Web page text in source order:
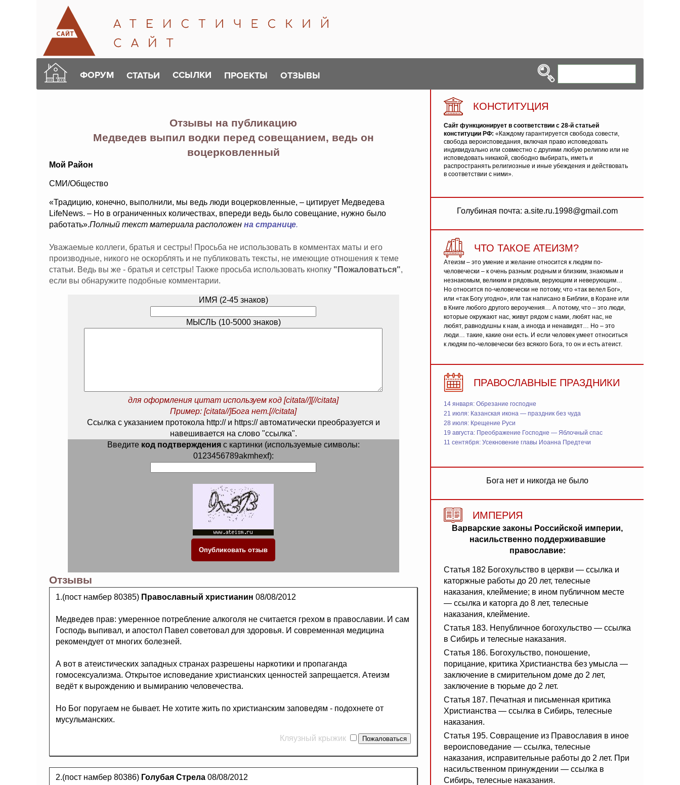
ФОРУМ СТАТЬИ ССЫЛКИ ПРОЕКТЫ ОТЗЫВЫ
Отзывы на публикацию
Медведев выпил водки перед совещанием, ведь он
воцерковленный
Мой Район
СМИ/Общество
«Традицию, конечно, выполнили, мы ведь люди воцерковленные, – цитирует Медведева
LifeNews. – Но в ограниченных количествах, впереди ведь было совещание, нужно было
работать».Полный текст материала расположен на странице.
Уважаемые коллеги, братья и сестры! Просьба не использовать в комментах маты и его
производные, никого не оскорблять и не публиковать тексты, не имеющие отношения к теме
статьи. Ведь вы же - братья и сетстры! Также просьба использовать кнопку "Пожаловаться",
если вы обнаружите подобные комментарии.
ИМЯ (2-45 знаков)
МЫСЛЬ (10-5000 знаков)
для оформления цитат используем код [citata//][//citata]
Пример: [citata//]Бога нет.[//citata]
Ссылка с указанием протокола http:// и https:// автоматически преобразуется и
навешивается на слово "ссылка".
Введите код подтвержденияс картинки (используемые символы:
0123456789akmhexf):
Отзывы
1.(пост намбер 80385) Православный христианин 08/08/2012
Медведев прав: умеренное потребление алкоголя не считается грехом в православии. И сам
Господь выпивал, и апостол Павел советовал для здоровья. И современная медицина
рекомендует от многих болезней.
А вот в атеистических западных странах разрешены наркотики и пропаганда
гомосексуализма. Открытое исповедание христианских ценностей запрещается. Атеизм
ведёт к вырождению и вымиранию человечества.
Но Бог поругаем не бывает. Не хотите жить по христианским заповедям - подохнете от
мусульманских.
Кляузный крыжик
2.(пост намбер 80386) Голубая Стрела 08/08/2012
КОНСТИТУЦИЯ
Сайт функционирует в соответствии с 28-й статьей
конституции РФ: «Каждому гарантируется свобода совести,
свобода вероисповедания, включая право исповедовать
индивидуально или совместно с другими любую религию или не
исповедовать никакой, свободно выбирать, иметь и
распространять религиозные и иные убеждения и действовать
в соответствии с ними».
Голубиная почта: a.site.ru.1998@gmail.com
ЧТО ТАКОЕ АТЕИЗМ?
Атеизм – это умение и желание относится к людям по-
человечески – к очень разным: родным и близким, знакомым и
незнакомым, великим и рядовым, верующим и неверующим…
Но относится по-человечески не потому, что «так велел Бог»,
или «так Богу угодно», или так написано в Библии, в Коране или
в Книге любого другого вероучения… А потому, что – это люди,
которые окружают нас, живут рядом с нами, любят нас, не
любят, равнодушны к нам, а иногда и ненавидят… Но – это
люди… такие, какие они есть. И если человек умеет относиться
к людям по-человечески без всякого Бога, то он и есть атеист.
ПРАВОСЛАВНЫЕ ПРАЗДНИКИ
14 января: Обрезание господне
21 июля: Казанская икона — праздник без чуда
28 июля: Крещение Руси
19 августа: Преображение Господне — Яблочный спас
11 сентября: Усекновение главы Иоанна Предтечи
Бога нет и никогда не было
ИМПЕРИЯ
Варварские законы Российской империи,
насильственно поддерживавшие
православие:
Статья 182 Богохульство в церкви — ссылка и
каторжные работы до 20 лет, телесные
наказания, клеймение; в ином публичном месте
— ссылка и каторга до 8 лет, телесные
наказания, клеймение.
Статья 183. Непубличное богохульство — ссылка
в Сибирь и телесные наказания.
Статья 186. Богохульство, поношение,
порицание, критика Христианства без умысла —
заключение в смирительном доме до 2 лет,
заключение в тюрьме до 2 лет.
Статья 187. Печатная и письменная критика
Христианства — ссылка в Сибирь, телесные
наказания.
Статья 195. Совращение из Православия в иное
вероисповедание — ссылка, телесные
наказания, исправительные работы до 2 лет. При
насильственном принуждении — ссылка в
Сибирь, телесные наказания.